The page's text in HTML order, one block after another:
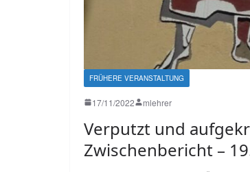
FRÜHERE VERANSTALTUNG
17/11/2022 mlehrer
Verputzt und
Zwischenbericht –